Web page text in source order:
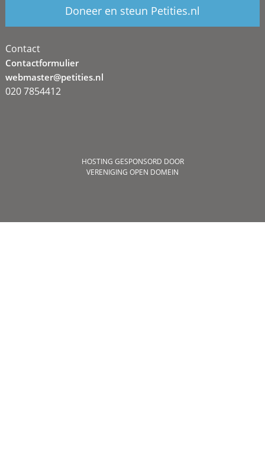
Doneer en steun Petities.nl
Contact
Contactformulier
webmaster@petities.nl
020 7854412
HOSTING GESPONSORD DOOR
VERENIGING OPEN DOMEIN